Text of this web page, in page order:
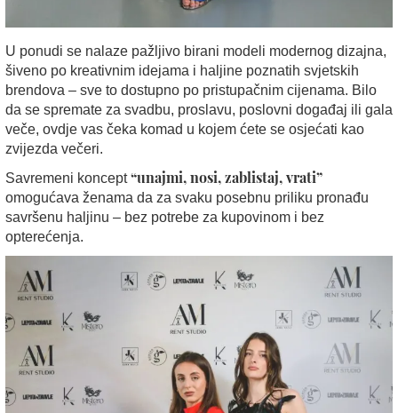
U ponudi se nalaze pažljivo birani modeli modernog dizajna,
šiveno po kreativnim idejama i haljine poznatih svjetskih
brendova – sve to dostupno po pristupačnim cijenama. Bilo
da se spremate za svadbu, proslavu, poslovni događaj ili gala
veče, ovdje vas čeka komad u kojem ćete se osjećati kao
zvijezda večeri.
Savremeni koncept“unajmi, nosi, zablistaj, vrati”
omogućava ženama da za svaku posebnu priliku pronađu
savršenu haljinu – bez potrebe za kupovinom i bez
opterećenja.